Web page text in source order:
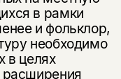
в рамки
и фольклор,
необходимо
в целях
расширения